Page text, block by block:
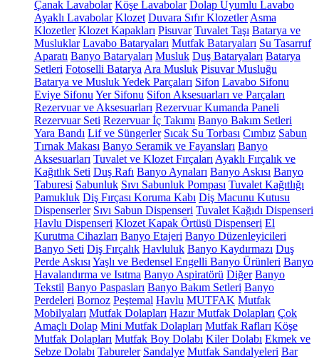
Çanak Lavabolar Köşe Lavabolar Dolap Uyumlu Lavabo
Ayaklı Lavabolar Klozet Duvara Sıfır Klozetler Asma
Klozetler Klozet Kapakları Pisuvar Tuvalet Taşı Batarya ve
Musluklar Lavabo Bataryaları Mutfak Bataryaları Su Tasarruf
Aparatı Banyo Bataryaları Musluk Duş Bataryaları Batarya
Setleri Fotoselli Batarya Ara Musluk Pisuvar Musluğu
Batarya ve Musluk Yedek Parçaları Sifon Lavabo Sifonu
Eviye Sifonu Yer Sifonu Sifon Aksesuarları ve Parçaları
Rezervuar ve Aksesuarları Rezervuar Kumanda Paneli
Rezervuar Seti Rezervuar İç Takımı Banyo Bakım Setleri
Yara Bandı Lif ve Süngerler Sıcak Su Torbası Cımbız Sabun
Tırnak Makası Banyo Seramik ve Fayansları Banyo
Aksesuarları Tuvalet ve Klozet Fırçaları Ayaklı Fırçalık ve
Kağıtlık Seti Duş Rafı Banyo Aynaları Banyo Askısı Banyo
Taburesi Sabunluk Sıvı Sabunluk Pompası Tuvalet Kağıtlığı
Pamukluk Diş Fırçası Koruma Kabı Diş Macunu Kutusu
Dispenserler Sıvı Sabun Dispenseri Tuvalet Kağıdı Dispenseri
Havlu Dispenseri Klozet Kapak Örtüsü Dispenseri El
Kurutma Cihazları Banyo Etajeri Banyo Düzenleyicileri
Banyo Seti Diş Fırçalık Havluluk Banyo Kaydırmazı Duş
Perde Askısı Yaşlı ve Bedensel Engelli Banyo Ürünleri Banyo
Havalandırma ve Isıtma Banyo Aspiratörü Diğer Banyo
Tekstil Banyo Paspasları Banyo Bakım Setleri Banyo
Perdeleri Bornoz Peştemal Havlu MUTFAK Mutfak
Mobilyaları Mutfak Dolapları Hazır Mutfak Dolapları Çok
Amaçlı Dolap Mini Mutfak Dolapları Mutfak Rafları Köşe
Mutfak Dolapları Mutfak Boy Dolabı Kiler Dolabı Ekmek ve
Sebze Dolabı Tabureler Sandalye Mutfak Sandalyeleri Bar